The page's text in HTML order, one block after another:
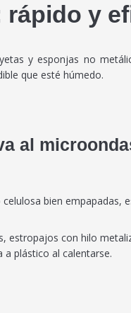
y
y esponjas no
que esté húmedo.
al
bien empapadas,
estropajos con hilo
a plástico al calentarse.